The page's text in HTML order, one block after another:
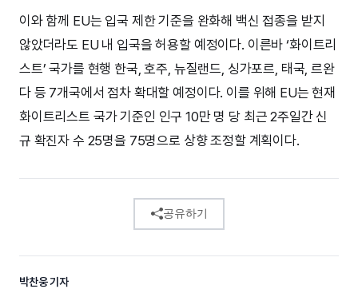
이와 함께 EU는 입국 제한 기준을 완화해 백신 접종을 받지
않았더라도 EU 내 입국을 허용할 예정이다. 이른바 ‘화이트리
스트’ 국가를 현행 한국, 호주, 뉴질랜드, 싱가포르, 태국, 르완
다 등 7개국에서 점차 확대할 예정이다. 이를 위해 EU는 현재
화이트리스트 국가 기준인 인구 10만 명 당 최근 2주일간 신
규 확진자 수 25명을 75명으로 상향 조정할 계획이다.
공유하기
박찬웅 기자